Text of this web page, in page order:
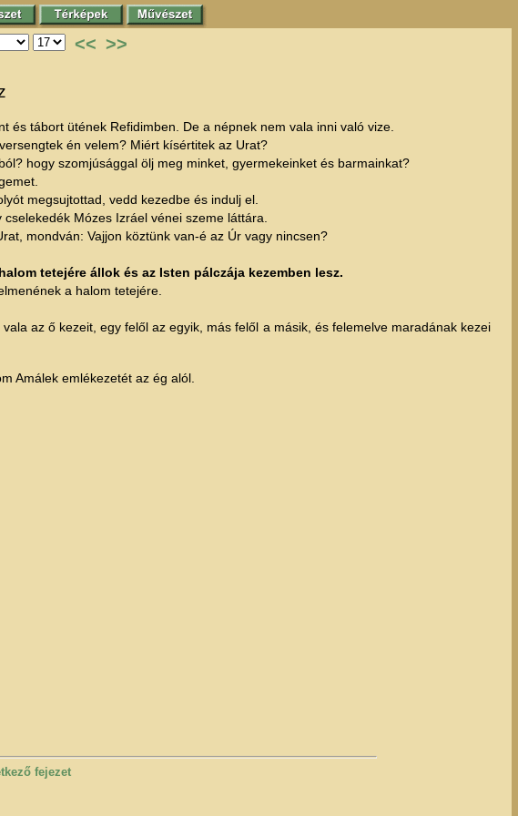
<< >>
tábort ütének Refidimben. De a népnek nem vala inni való vize.
én velem? Miért kísértitek az Urat?
hogy szomjúsággal ölj meg minket, gyermekeinket és barmainkat?
megsujtottad, vedd kezedbe és indulj el.
Mózes Izráel vénei szeme láttára.
mondván: Vajjon köztünk van-é az Úr vagy nincsen?
tetejére állok és az Isten pálczája kezemben lesz.
a halom tetejére.
az ő kezeit, egy felől az egyik, más felől a másik, és felemelve maradának kezei
Amálek emlékezetét az ég alól.
fejezet